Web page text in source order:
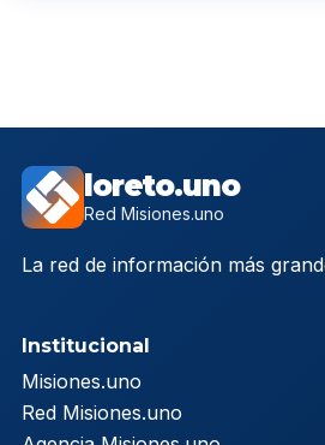
loreto.uno
Red Misiones.uno
La red de información más
Institucional
Misiones.uno
Red Misiones.uno